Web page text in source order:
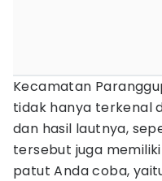
Kecamatan
tidak hanya terkenal
dan hasil lautnya,
tersebut juga
patut Anda coba,